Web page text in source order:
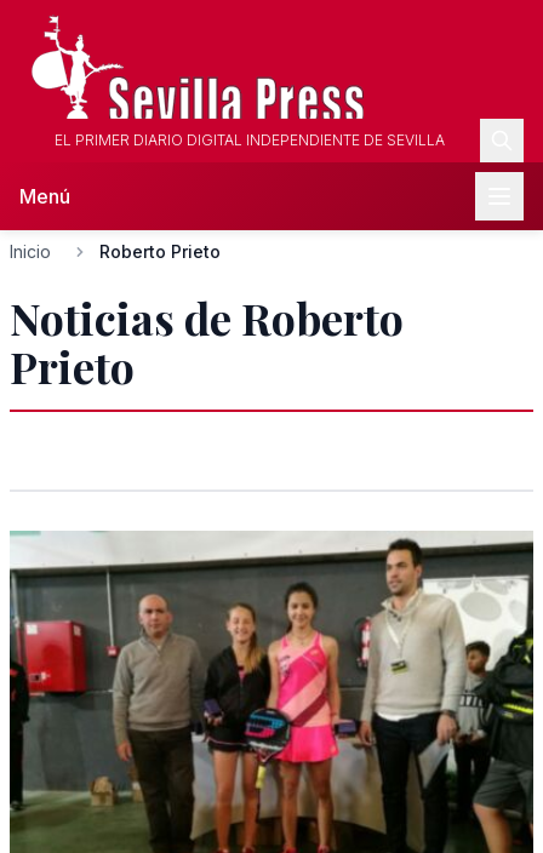
EL PRIMER DIARIO DIGITAL INDEPENDIENTE DE SEVILLA
Menú
Inicio Roberto Prieto
Noticias de Roberto
Prieto